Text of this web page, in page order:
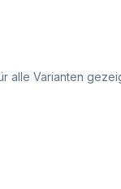
alle Varianten